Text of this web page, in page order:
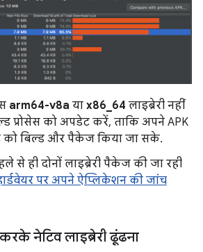
arm64-v8a या x86_64 लाइब्रेरी नहीं
प्रोसेस को अपडेट करें, ताकि अपने APK
को बिल्ड और पैकेज किया जा सके.
से ही दोनों लाइब्रेरी पैकेज की जा रही
पर अपने ऐप्लिकेशन की जांच
नेटिव लाइब्रेरी ढूंढना